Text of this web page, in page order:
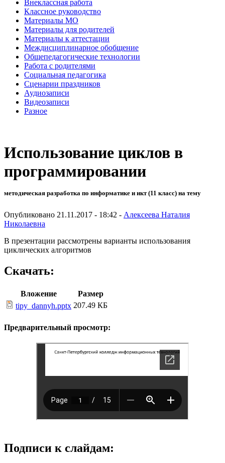
Внеклассная работа
Классное руководство
Материалы МО
Материалы для родителей
Материалы к аттестации
Междисциплинарное обобщение
Общепедагогические технологии
Работа с родителями
Социальная педагогика
Сценарии праздников
Аудиозаписи
Видеозаписи
Разное
Использование циклов в
программировании
методическая разработка по информатике и икт (11 класс) на тему
Опубликовано 21.11.2017 - 18:42 - Алексеева Наталия
Николаевна
В презентации рассмотрены варианты использования
циклических алгоритмов
Скачать:
Вложение
Размер
tipy_dannyh.pptx 207.49 КБ
Предварительный просмотр:
Подписи к слайдам: